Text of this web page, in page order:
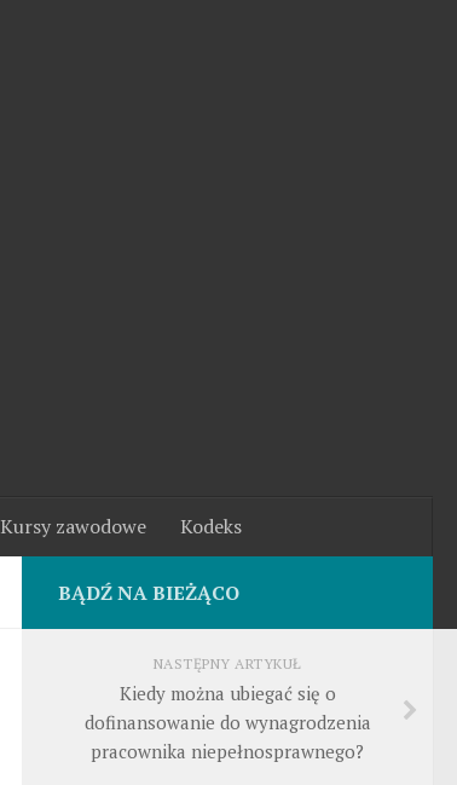
Kursy zawodowe Kodeks
BĄDŹ NA BIEŻĄCO
NASTĘPNY ARTYKUŁ
Kiedy można ubiegać się o
dofinansowanie do wynagrodzenia
pracownika niepełnosprawnego?